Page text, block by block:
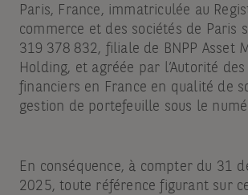
Paris, France, immatriculée au
commerce et des sociétés de Paris
319 378 832, filiale de BNPP Asset
Holding, et agréée par l’Autorité
financiers en France en qualité de
gestion de portefeuille sous le
En conséquence, à compter du 31
2025, toute référence figurant sur